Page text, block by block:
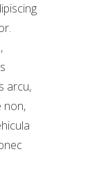
arcu,
non,